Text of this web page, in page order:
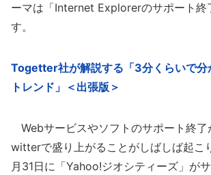
ーマは「Internet Explorerのサポート終
す。
Togetter社が解説する「3分くらいで
トレンド」＜出張版＞
Webサービスやソフトのサポート終了
witterで盛り上がることがしばしば起こ
月31日に「Yahoo!ジオシティーズ」が